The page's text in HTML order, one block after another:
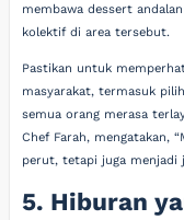
membawa dessert
kolektif di area tersebut.
Pastikan untuk
masyarakat, termasuk
semua orang merasa
Chef Farah, mengatakan,
perut, tetapi juga menjadi
5. Hiburan